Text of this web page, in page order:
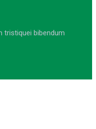
tristiquei bibendum